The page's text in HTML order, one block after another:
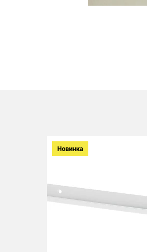
Новинка